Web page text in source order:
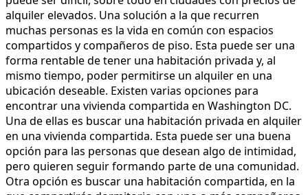
alquiler elevados. Una solución a la que recurren
muchas personas es la vida en común con espacios
compartidos y compañeros de piso. Esta puede ser una
forma rentable de tener una habitación privada y, al
mismo tiempo, poder permitirse un alquiler en una
ubicación deseable. Existen varias opciones para
encontrar una vivienda compartida en Washington DC.
Una de ellas es buscar una habitación privada en alquiler
en una vivienda compartida. Esta puede ser una buena
opción para las personas que desean algo de intimidad,
pero quieren seguir formando parte de una comunidad.
Otra opción es buscar una habitación compartida, en la